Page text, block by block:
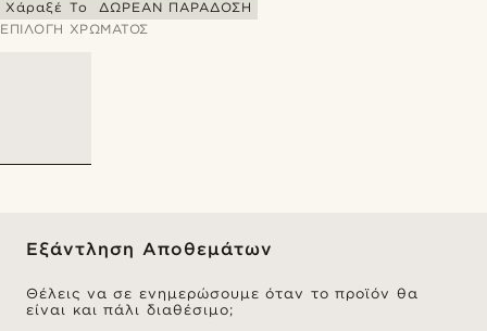
Χάραξέ Το
ΔΩΡΕΑΝ ΠΑΡΑΔΟΣΗ
ΕΠΙΛΟΓΉ ΧΡΏΜΑΤΟΣ
Εξάντληση Αποθεμάτων
Θέλεις να σε ενημερώσουμε όταν το προϊόν θα
είναι και πάλι διαθέσιμο;